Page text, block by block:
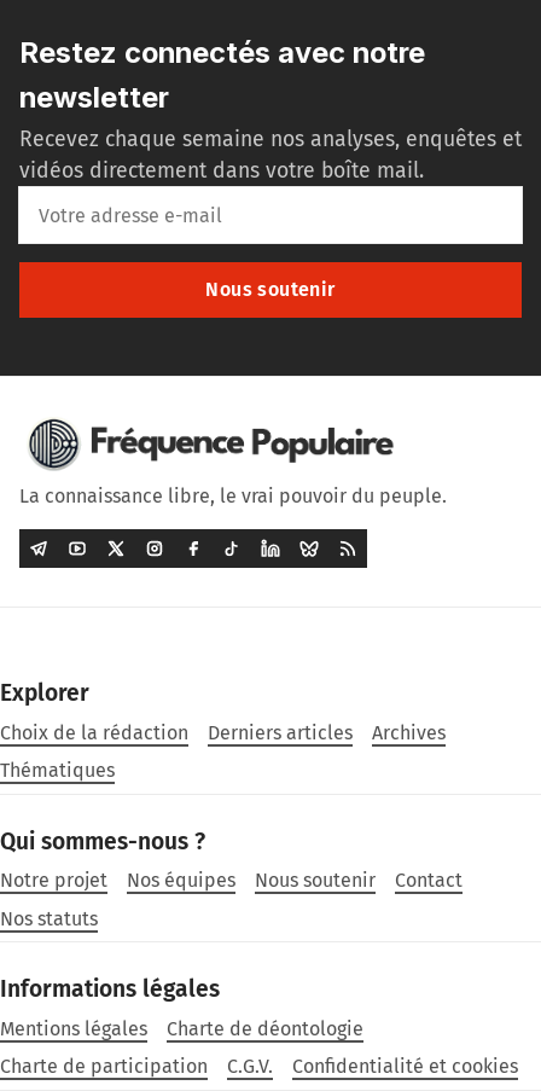
Restez connectés avec notre
newsletter
Recevez chaque semaine nos analyses, enquêtes et
vidéos directement dans votre boîte mail.
Nous soutenir
La connaissance libre, le vrai pouvoir du peuple.
Explorer
Choix de la rédaction Derniers articles
Archives
Thématiques
Qui sommes-nous ?
Notre projet Nos équipes Nous soutenir
Contact
Nos statuts
Informations légales
Mentions légales
Charte de déontologie
Charte de participation
C.G.V. Confidentialité et cookies